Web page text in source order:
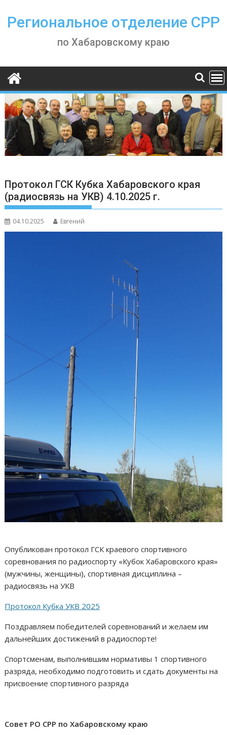
content
Региональное отделение СРР
по Хабаровскому краю
Протокол ГСК Кубка Хабаровского края
(радиосвязь на УКВ) 4.10.2025 г.
04.10.2025 Евгений
Опубликован протокол ГСК краевого спортивного
соревнования по радиоспорту «Кубок Хабаровского края»
(мужчины, женщины), спортивная дисциплина –
радиосвязь на УКВ
Протокол Кубка УКВ 2025
Поздравляем победителей соревнований и желаем им
дальнейших достижений в радиоспорте!
Спортсменам, выполнившим нормативы 1 спортивного
разряда, необходимо подготовить и сдать документы на
присвоение спортивного разряда
Совет РО СРР по Хабаровскому краю